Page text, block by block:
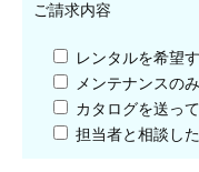
ご請求内容
レンタルを希望
メンテナンスの
カタログを送っ
担当者と相談し